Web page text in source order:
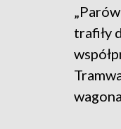
trafiły